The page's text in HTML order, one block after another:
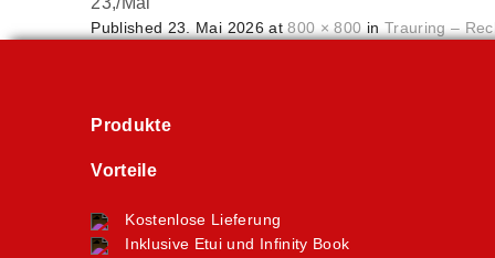
Published 23. Mai 2026at800 × 800 in Trauring –
Produkte
Vorteile
Kostenlose Lieferung
Inklusive Etui und Infinity Book